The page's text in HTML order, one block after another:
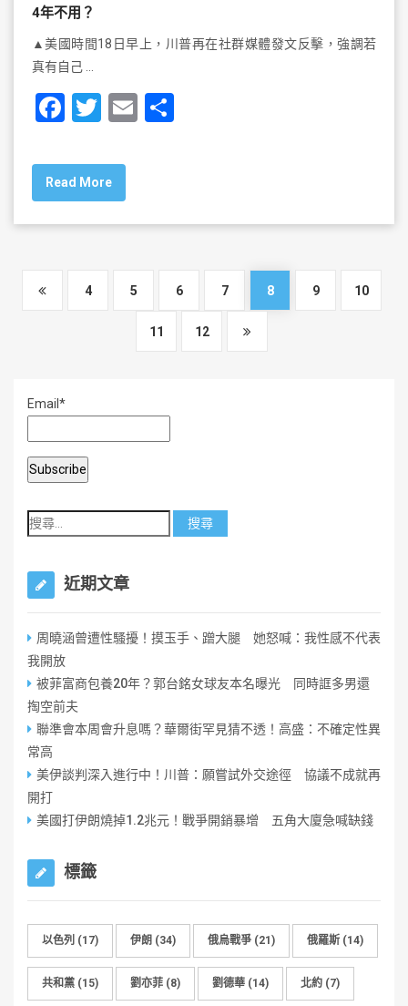
4年不用？
▲美國時間18日早上，川普再在社群媒體發文反擊，強調若
真有自己 …
F
c
e
b
o
k
T
tt
er
E
Read More
4 5 6 7 8 9 10
11 12
Email*
近期文章
周曉涵曾遭性騷擾！摸玉手、蹭大腿 她怒喊：我性感不代表
我開放
被菲富商包養20年？郭台銘女球友本名曝光 同時誆多男還
掏空前夫
聯準會本周會升息嗎？華爾街罕見猜不透！高盛：不確定性異
常高
美伊談判深入進行中！川普：願嘗試外交途徑 協議不成就再
開打
美國打伊朗燒掉1.2兆元！戰爭開銷暴增 五角大廈急喊缺錢
標籤
以色列 (17) 伊朗 (34) 俄烏戰爭 (21) 俄羅斯 (14)
共和黨 (15) 劉亦菲 (8) 劉德華 (14) 北約 (7)